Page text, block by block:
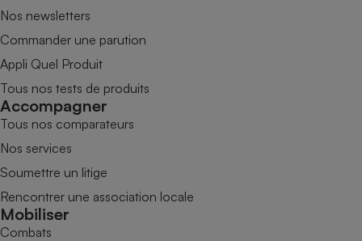
Nos newsletters
Commander une parution
Appli Quel Produit
Tous nos tests de produits
Accompagner
Tous nos comparateurs
Nos services
Soumettre un litige
Rencontrer une association locale
Mobiliser
Combats